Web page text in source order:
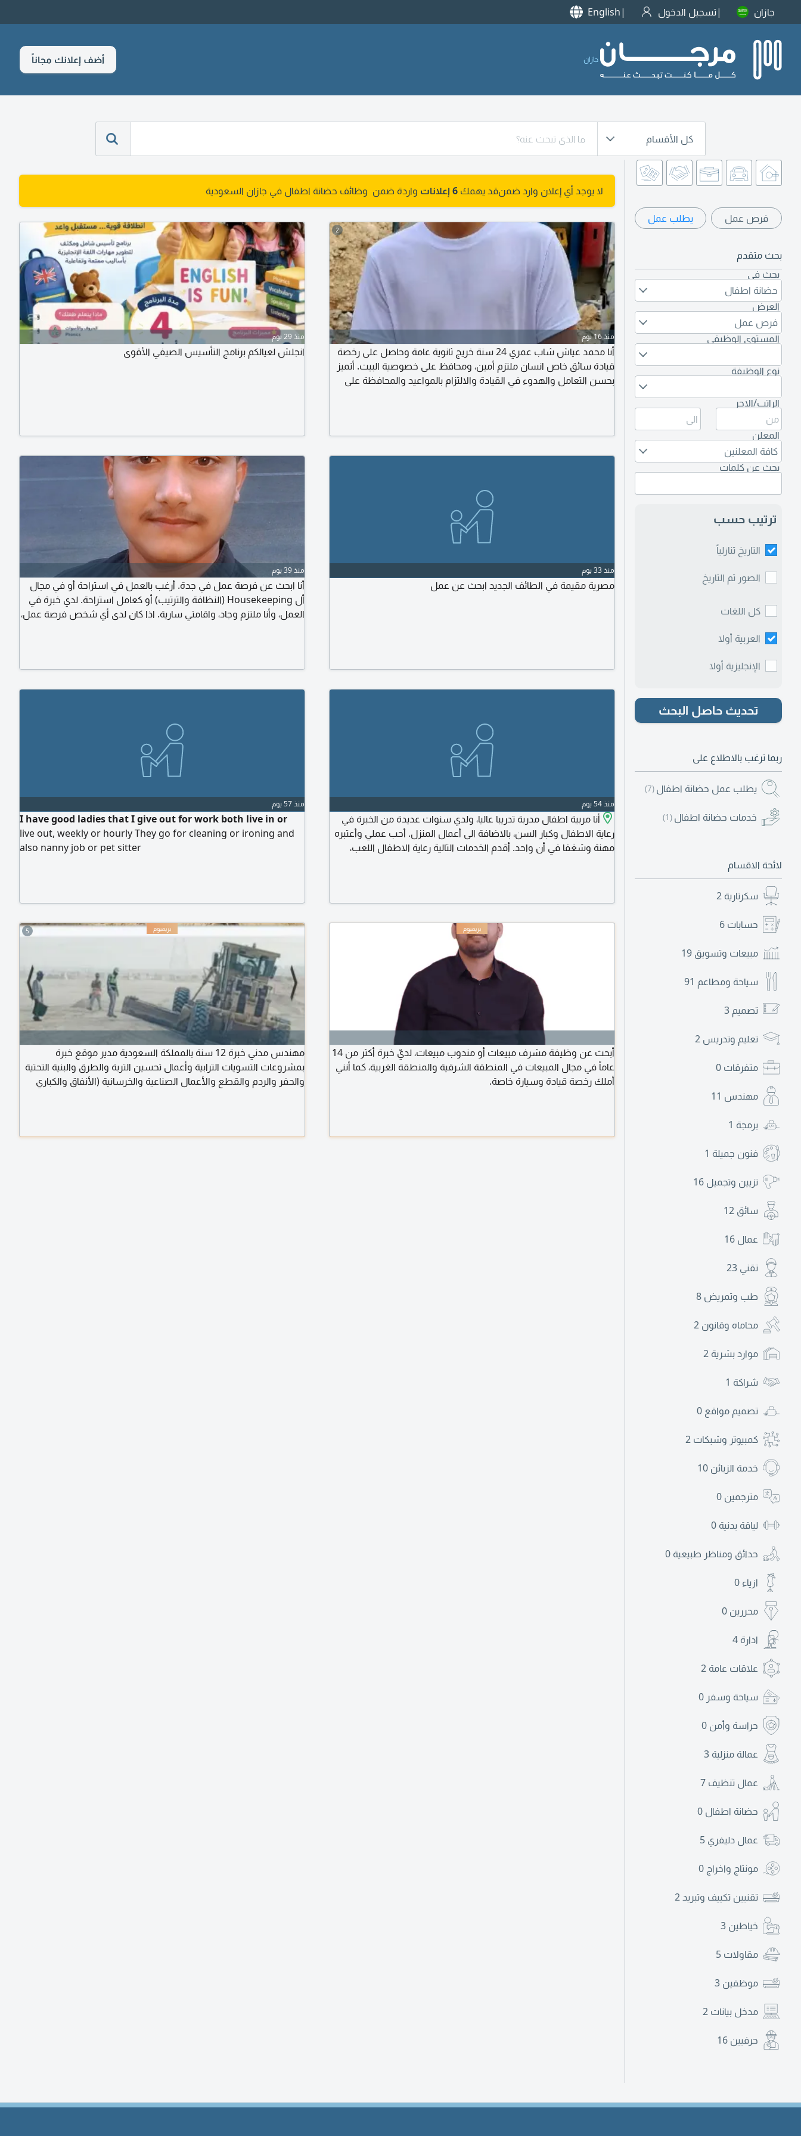
جازان تسجيل الدخول English
جازان أضف إعلانك مجاناً
كل الأقسام
فرص عمل يطلب عمل
بحث متقدم
بحث في
حضانة اطفال
العرض
فرص عمل
المستوى الوظيفي
نوع الوظيفة
الراتب/الاجر
المعلن
كافة المعلنين
بحث عن كلمات
ترتيب حسب
التاريخ تنازلياً
الصور ثم التاريخ
كل اللغات
العربية أولا
الإنجليزية أولا
تحديث حاصل البحث
ربما ترغب بالاطلاع على
يطلب عمل حضانة اطفال (7)
خدمات حضانة اطفال (1)
لائحة الاقسام
سكرتارية 2
حسابات 6
مبيعات وتسويق 19
سياحة ومطاعم 91
تصميم 3
تعليم وتدريس 2
متفرقات 0
مهندس 11
برمجة 1
فنون جميلة 1
تزيين وتجميل 16
سائق 12
عمال 16
تقني 23
طب وتمريض 8
محاماه وقانون 2
موارد بشرية 2
شراكة 1
تصميم مواقع 0
كمبيوتر وشبكات 2
خدمة الزبائن 10
مترجمين 0
لياقة بدنية 0
حدائق ومناظر طبيعية 0
ازياء 0
محررين 0
ادارة 4
علاقات عامة 2
سياحة وسفر 0
حراسة وأمن 0
عمالة منزلية 3
عمال تنظيف 7
حضانة اطفال 0
عمال دليفري 5
مونتاج واخراج 0
تقنيين تكييف وتبريد2
خياطين 3
مقاولات 5
موظفين 3
مدخل بيانات 2
حرفيين 16
لا يوجد أي إعلان وارد ضمنقد يهمك 6 إعلانات واردة ضمن وظائف حضانة اطفال في جازان السعودية
2
منذ 16 يوم
أنا محمد عياش شاب عمري 24 سنة خريج ثانوية عامة وحاصل على رخصة
قيادة سائق خاص انسان ملتزم أمين، ومحافظ على خصوصية البيت. أتميز
بحسن التعامل والهدوء في القيادة والالتزام بالمواعيد والمحافظة على
منذ 29 يوم
انجلش لعيالكم برنامج التأسيس الصيفي الأقوى
منذ 33 يوم
مصرية مقيمة في الطائف الجديد ابحث عن عمل
منذ 39 يوم
أنا ابحث عن فرصة عمل في جدة. أرغب بالعمل في استراحة أو في مجال
أل Housekeeping (النظافة والترتيب) أو كعامل استراحة. لدي خبرة في
العمل، وأنا ملتزم وجاد، واقامتي سارية. اذا كان لدى أي شخص فرصة عمل،
منذ 54 يوم
أنا مربية اطفال مدربة تدريبا عاليا، ولدي سنوات عديدة من الخبرة في
رعاية الاطفال وكبار السن، بالاضافة الى أعمال المنزل. أحب عملي وأعتبره
مهنة وشغفا في أن واحد. أقدم الخدمات التالية رعاية الاطفال اللعب،
منذ 57 يوم
I have good ladies that I give out for work both live in or
live out, weekly or hourly They go for cleaning or ironing and
also nanny job or pet sitter
أبحث عن وظيفة مشرف مبيعات أو مندوب مبيعات، لديّ خبرة أكثر من 14
عاماً في مجال المبيعات في المنطقة الشرقية والمنطقة الغربية، كما أنني
أملك رخصة قيادة وسيارة خاصة.
5
مهندس مدني خبرة 12 سنة بالمملكة السعودية مدير موقع خبرة
بمشروعات التسويات الترابية وأعمال تحسين التربة والطرق والبنية التحتية
والحفر والردم والقطع والأعمال الصناعية والخرسانية (الأنفاق والكباري